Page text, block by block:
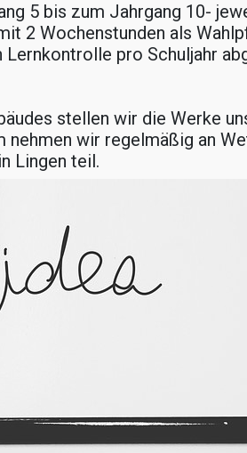
5 bis zum Jahrgang 10-
2 Wochenstunden als
pro Schuljahr
stellen wir die Werke
nehmen wir regelmäßig an
Lingen teil.